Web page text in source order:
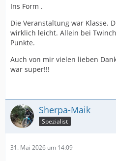
Ins Form .
Die Veranstaltung war Klasse.
wirklich leicht. Allein bei
Punkte.
Auch von mir vielen lieben
war super!!!
Sherpa-Maik
Spezialist
31. Mai 2026 um 14:09